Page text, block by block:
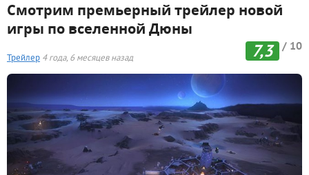
Смотрим премьерный трейлер новой
игры по вселенной Дюны
7,3 / 10
Трейлер 4 года, 6 месяцев назад